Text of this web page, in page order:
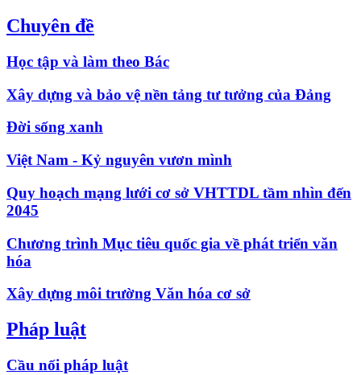
Chuyên đề
Học tập và làm theo Bác
Xây dựng và bảo vệ nền tảng tư tưởng của Đảng
Đời sống xanh
Việt Nam - Kỷ nguyên vươn mình
Quy hoạch mạng lưới cơ sở VHTTDL tầm nhìn đến
2045
Chương trình Mục tiêu quốc gia về phát triển văn
hóa
Xây dựng môi trường Văn hóa cơ sở
Pháp luật
Cầu nối pháp luật